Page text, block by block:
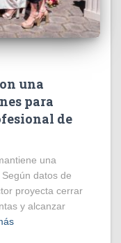
una
para
de
una
datos de
proyecta cerrar
y alcanzar